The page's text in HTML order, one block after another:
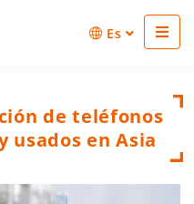
Es
de teléfonos
usados en Asia